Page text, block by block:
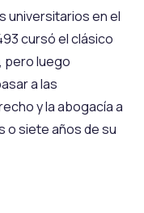
universitarios en el
cursó el clásico
pero luego
a las
y la abogacía a
o siete años de su